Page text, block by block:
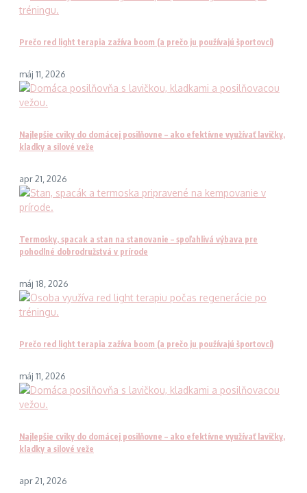
Prečo red light terapia zažíva boom (a prečo ju používajú športovci)
máj 11, 2026
Najlepšie cviky do domácej posilňovne – ako efektívne využívať lavičky,
kladky a silové veže
apr 21, 2026
Termosky, spacak a stan na stanovanie – spoľahlivá výbava pre
pohodlné dobrodružstvá v prírode
máj 18, 2026
Prečo red light terapia zažíva boom (a prečo ju používajú športovci)
máj 11, 2026
Najlepšie cviky do domácej posilňovne – ako efektívne využívať lavičky,
kladky a silové veže
apr 21, 2026